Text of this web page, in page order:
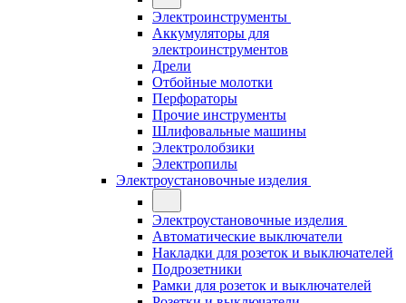
Электроинструменты
Аккумуляторы для
электроинструментов
Дрели
Отбойные молотки
Перфораторы
Прочие инструменты
Шлифовальные машины
Электролобзики
Электропилы
Электроустановочные изделия
Электроустановочные изделия
Автоматические выключатели
Накладки для розеток и выключателей
Подрозетники
Рамки для розеток и выключателей